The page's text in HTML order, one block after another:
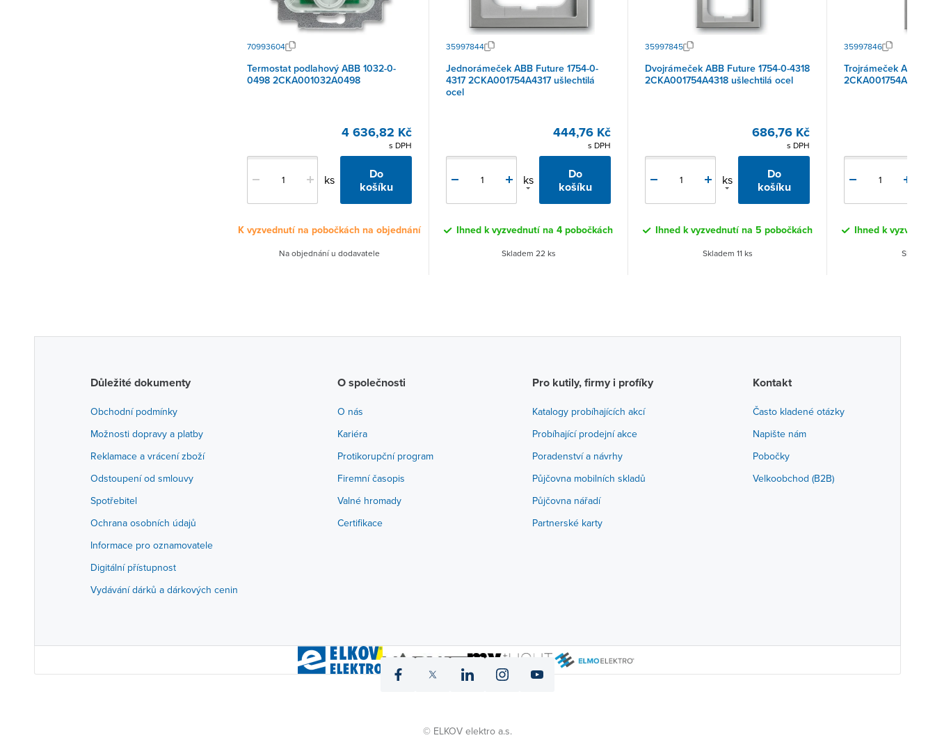
70993604
Termostat podlahový ABB 1032-0-
0498 2CKA001032A0498
4 636,82 Kč
s DPH
ks
Do
košíku
K vyzvednutí na pobočkách na objednání
Na objednání u dodavatele
35997844
Jednorámeček ABB Future 1754-0-
4317 2CKA001754A4317 ušlechtilá
ocel
444,76 Kč
s DPH
ks
Do
košíku
Ihned k vyzvednutí na 4 pobočkách
Skladem 22 ks
35997845
Dvojrámeček ABB Future 1754-0-4318
2CKA001754A4318 ušlechtilá ocel
686,76 Kč
s DPH
ks
Do
košíku
Ihned k vyzvednutí na 5 pobočkách
Skladem 11 ks
35997846
Trojrámeček ABB
2CKA001754A4319
Ihned k
Důležité dokumenty
Obchodní podmínky
Možnosti dopravy a platby
Reklamace a vrácení zboží
Odstoupení od smlouvy
Spotřebitel
Ochrana osobních údajů
Informace pro oznamovatele
Digitální přístupnost
Vydávání dárků a dárkových cenin
O společnosti
O nás
Kariéra
Protikorupční program
Firemní časopis
Valné hromady
Certifikace
Pro kutily, firmy i profíky
Katalogy probíhajících akcí
Probíhající prodejní akce
Poradenství a návrhy
Půjčovna mobilních skladů
Půjčovna nářadí
Partnerské karty
Kontakt
Často kladené otázky
Napište nám
Pobočky
Velkoobchod (B2B)
icon
icon
icon
icon
icon
© ELKOV elektro a.s.